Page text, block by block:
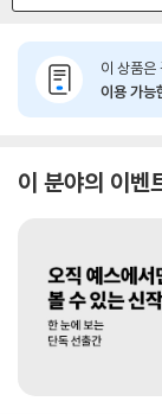
이 상품은
이용 가능
이 분야의 이벤